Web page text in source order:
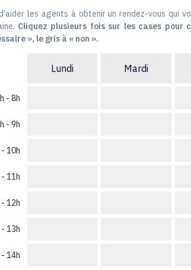
les agents à obtenir un rendez-vous qui
Cliquez plusieurs fois sur les cases pour
», le gris à « non ».
- 8h
- 9h
10h
11h
12h
13h
14h
Lundi Mardi